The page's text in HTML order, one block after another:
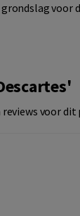
voor
reviews voor